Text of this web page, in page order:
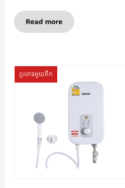
Read more
ប្រភេទមួយតឹក